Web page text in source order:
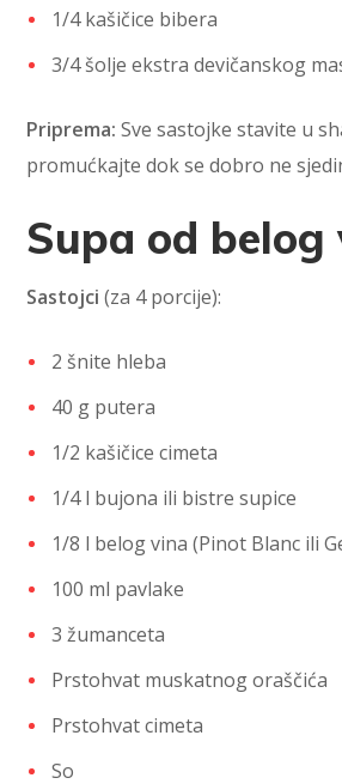
1/4 kašičice bibera
3/4 šolje ekstra devičanskog
Priprema: Sve sastojke stavite u
promućkajte dok se dobro ne
Supa od belog
Sastojci (za 4 porcije):
2 šnite hleba
40 g putera
1/2 kašičice cimeta
1/4 l bujona ili bistre supice
1/8 l belog vina (Pinot Blanc ili
100 ml pavlake
3 žumanceta
Prstohvat muskatnog oraščića
Prstohvat cimeta
So